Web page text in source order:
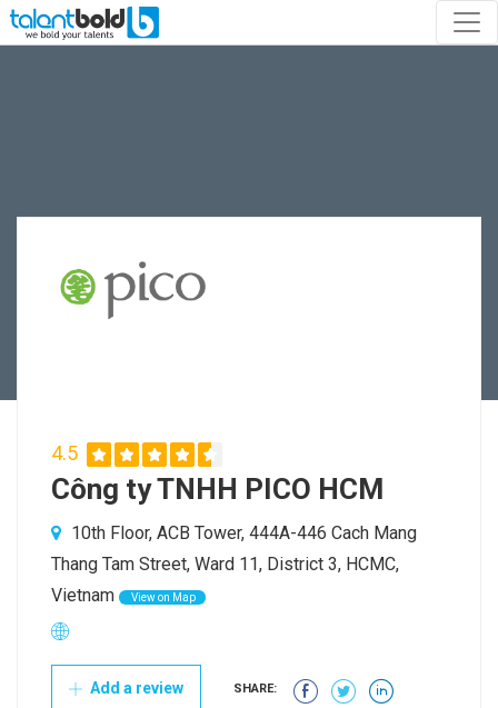
4.5
Công ty TNHH PICO HCM
10th Floor, ACB Tower, 444A-446 Cach Mang
Thang Tam Street, Ward 11, District 3, HCMC,
Vietnam
View on Map
Add a review SHARE: